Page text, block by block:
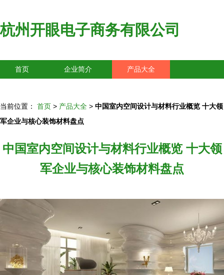
杭州开眼电子商务有限公司
首页 企业简介 产品大全
当前位置： 首页 > 产品大全 > 中国室内空间设计与材料行业概览 十大领
军企业与核心装饰材料盘点
中国室内空间设计与材料行业概览 十大领
军企业与核心装饰材料盘点